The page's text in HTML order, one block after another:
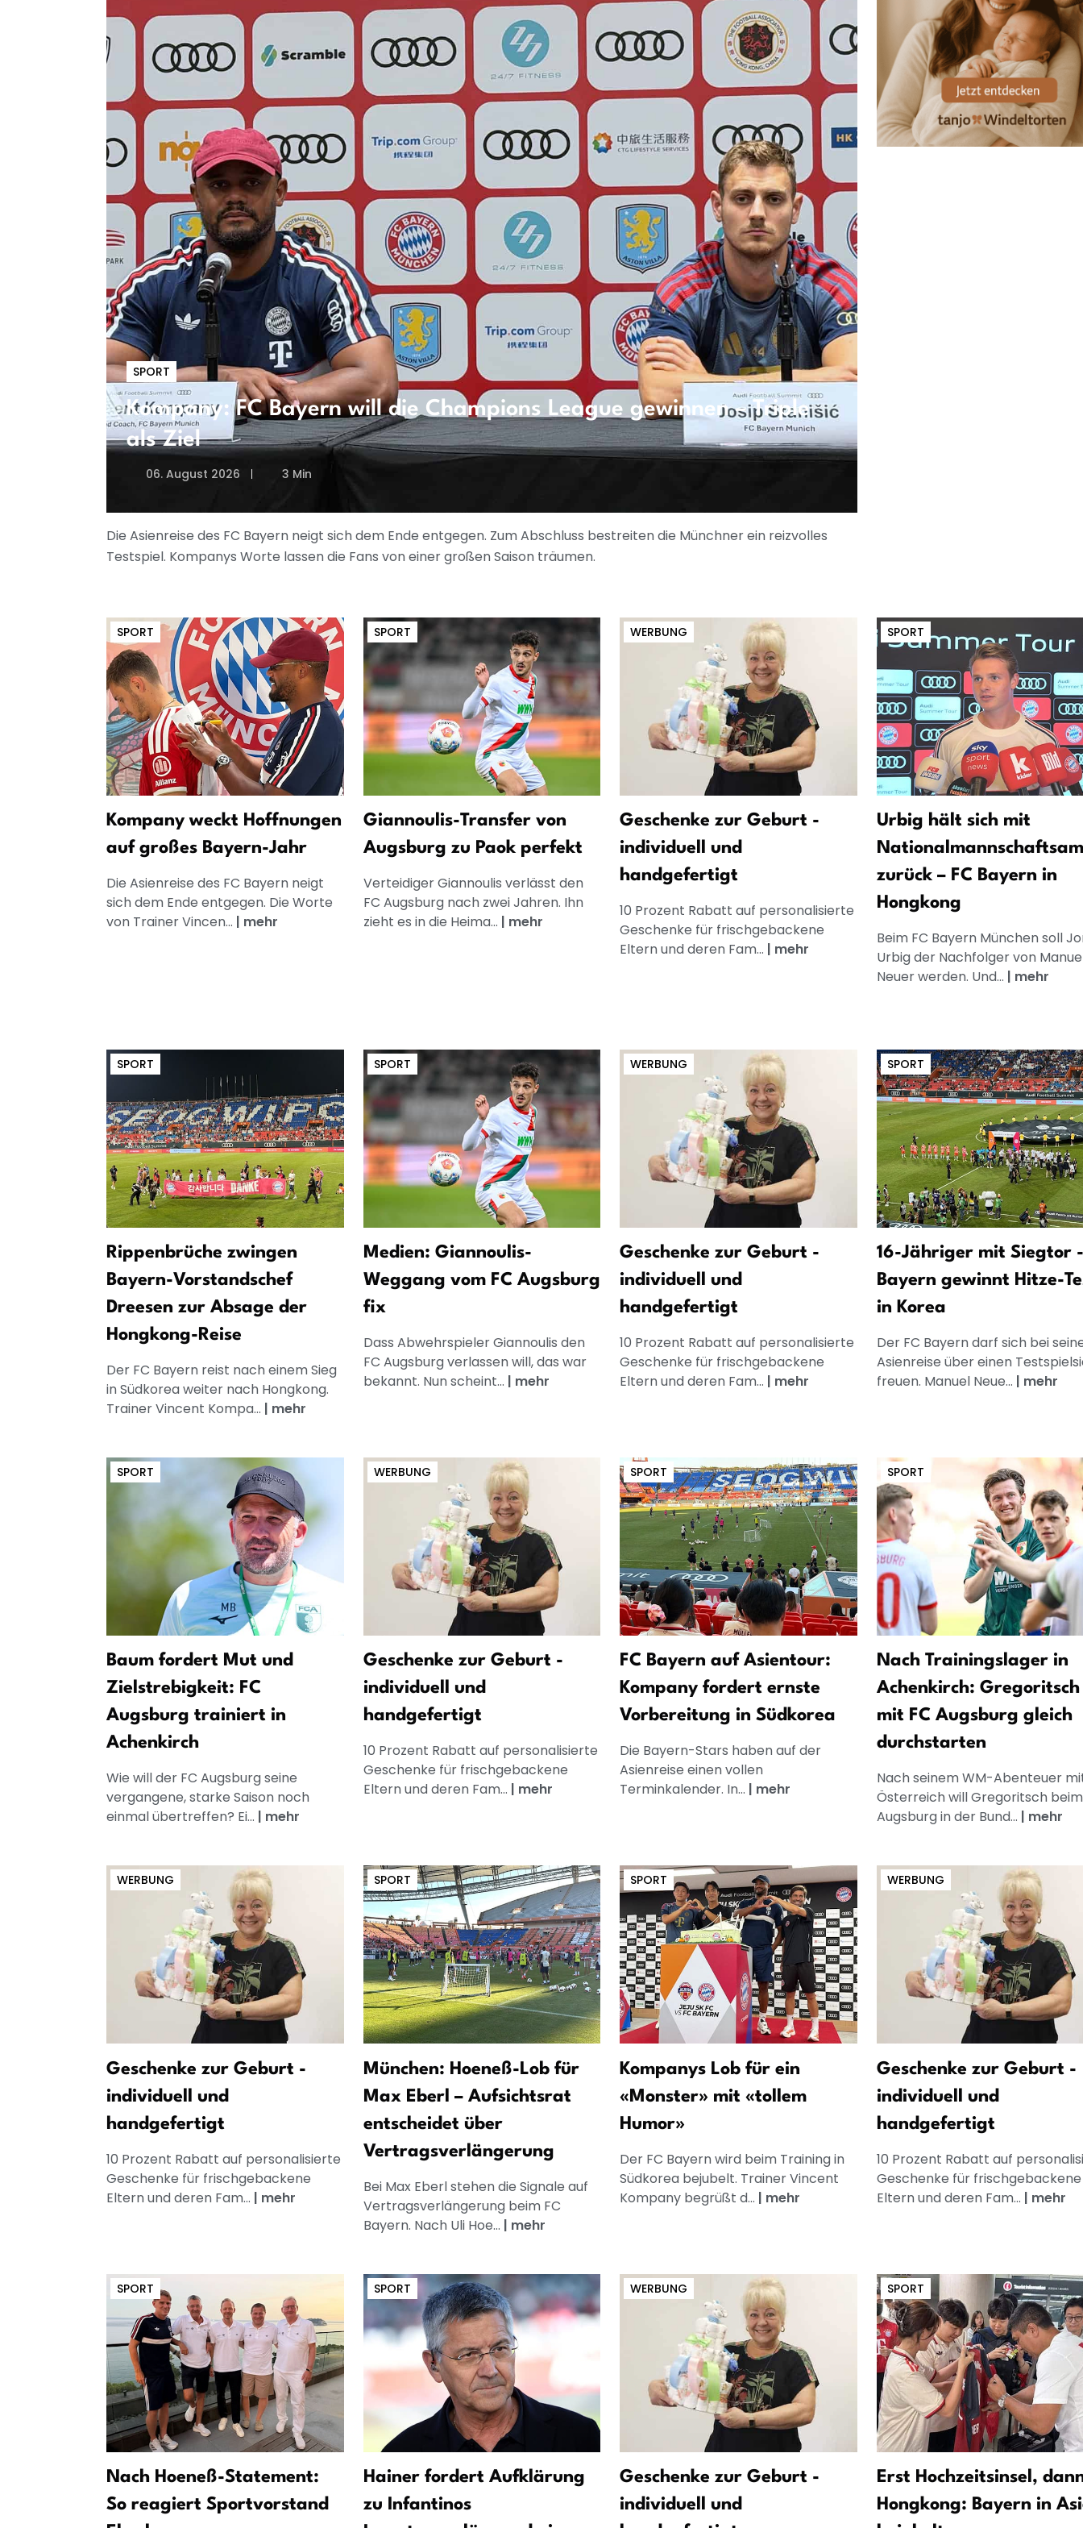
SPORT
Kompany: FC Bayern will die Champions League gewinnen – Triple
als Ziel
06. August 2026 3 Min
Die Asienreise des FC Bayern neigt sich dem Ende entgegen. Zum Abschluss bestreiten die Münchner ein reizvolles
Testspiel. Kompanys Worte lassen die Fans von einer großen Saison träumen.
SPORT
Kompany weckt Hoffnungen
auf großes Bayern-Jahr
Die Asienreise des FC Bayern neigt
sich dem Ende entgegen. Die Worte
von Trainer Vincen... | mehr
SPORT
Giannoulis-Transfer von
Augsburg zu Paok perfekt
Verteidiger Giannoulis verlässt den
FC Augsburg nach zwei Jahren. Ihn
zieht es in die Heima... | mehr
WERBUNG
Geschenke zur Geburt -
individuell und
handgefertigt
10 Prozent Rabatt auf personalisierte
Geschenke für frischgebackene
Eltern und deren Fam... | mehr
SPORT
Urbig hält sich mit
zurück – FC Bayern in
Hongkong
Beim FC Bayern München soll
Urbig der Nachfolger von
Neuer werden. Und... | mehr
SPORT
Rippenbrüche zwingen
Bayern-Vorstandschef
Dreesen zur Absage der
Hongkong-Reise
Der FC Bayern reist nach einem Sieg
in Südkorea weiter nach Hongkong.
Trainer Vincent Kompa... | mehr
SPORT
Medien: Giannoulis-
Weggang vom FC Augsburg
fix
Dass Abwehrspieler Giannoulis den
FC Augsburg verlassen will, das war
bekannt. Nun scheint... | mehr
WERBUNG
Geschenke zur Geburt -
individuell und
handgefertigt
10 Prozent Rabatt auf personalisierte
Geschenke für frischgebackene
Eltern und deren Fam... | mehr
SPORT
16-Jähriger mit Siegtor -
Bayern gewinnt Hitze-
in Korea
Der FC Bayern darf sich bei
Asienreise über einen
freuen. Manuel Neue... | mehr
SPORT
Baum fordert Mut und
Zielstrebigkeit: FC
Augsburg trainiert in
Achenkirch
Wie will der FC Augsburg seine
vergangene, starke Saison noch
einmal übertreffen? Ei... | mehr
WERBUNG
Geschenke zur Geburt -
individuell und
handgefertigt
10 Prozent Rabatt auf personalisierte
Geschenke für frischgebackene
Eltern und deren Fam... | mehr
SPORT
FC Bayern auf Asientour:
Kompany fordert ernste
Vorbereitung in Südkorea
Die Bayern-Stars haben auf der
Asienreise einen vollen
Terminkalender. In... | mehr
SPORT
Nach Trainingslager in
Achenkirch:
mit FC Augsburg gleich
durchstarten
Nach seinem WM-Abenteuer
Österreich will Gregoritsch
Augsburg in der Bund... | mehr
WERBUNG
Geschenke zur Geburt -
individuell und
handgefertigt
10 Prozent Rabatt auf personalisierte
Geschenke für frischgebackene
Eltern und deren Fam... | mehr
SPORT
München: Hoeneß-Lob für
Max Eberl – Aufsichtsrat
entscheidet über
Vertragsverlängerung
Bei Max Eberl stehen die Signale auf
Vertragsverlängerung beim FC
Bayern. Nach Uli Hoe... | mehr
SPORT
Kompanys Lob für ein
«Monster» mit «tollem
Humor»
Der FC Bayern wird beim Training in
Südkorea bejubelt. Trainer Vincent
Kompany begrüßt d... | mehr
WERBUNG
Geschenke zur Geburt -
individuell und
handgefertigt
10 Prozent Rabatt auf
Geschenke für frischgebackene
Eltern und deren Fam... | mehr
SPORT
Nach Hoeneß-Statement:
So reagiert Sportvorstand
SPORT
Hainer fordert Aufklärung
zu Infantinos
WERBUNG
Geschenke zur Geburt -
individuell und
SPORT
Erst Hochzeitsinsel,
Hongkong: Bayern in